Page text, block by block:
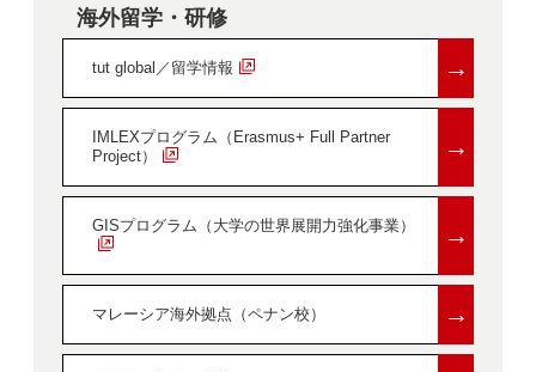
海外留学・研修
tut global／留学情報 →
IMLEXプログラム（Erasmus+ Full Partner
Project）
→
GISプログラム（大学の世界展開力強化事業） →
マレーシア海外拠点（ペナン校） →